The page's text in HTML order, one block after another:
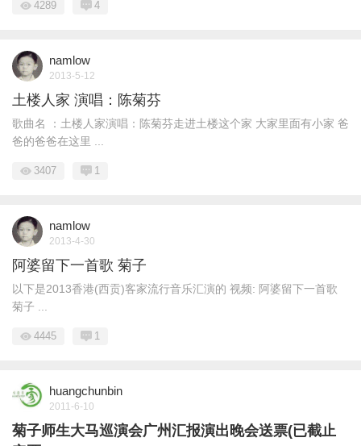
4289 4
namlow
2013-5-12
土楼人家 演唱：陈菊芬
歌曲名 ：土楼人家演唱：陈菊芬走进土楼这个家 大家里面有小家 爸
爸的爸爸在这里 ...
3407 1
namlow
2013-4-30
阿婆留下一首歌 菊子
以下是2013香港(西贡)客家流行音乐汇演的 视频: 阿婆留下一首歌
菊子 ...
4445 1
huangchunbin
2011-6-10
菊子师生大马巡演会广州汇报演出晚会送票(已截止